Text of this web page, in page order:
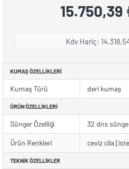
15.750,39
Kdv Hariç:
KUMAŞ ÖZELLIKLERI
Kumaş Türü deri kumaş
ÜRÜN ÖZELLIKLERI
Sünger Özelliği 32 dns
Ürün Renkleri ceviz cila
TEKNIK ÖZELLIKLER